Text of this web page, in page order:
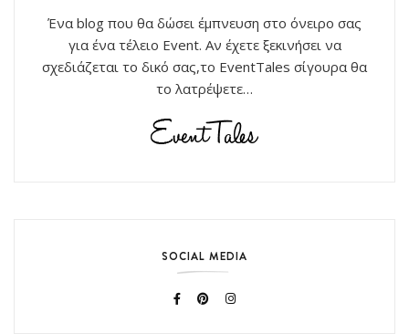
Ένα blog που θα δώσει έμπνευση στο όνειρο σας
για ένα τέλειο Event. Αν έχετε ξεκινήσει να
σχεδιάζεται το δικό σας,το EventTales σίγουρα θα
το λατρέψετε…
SOCIAL MEDIA